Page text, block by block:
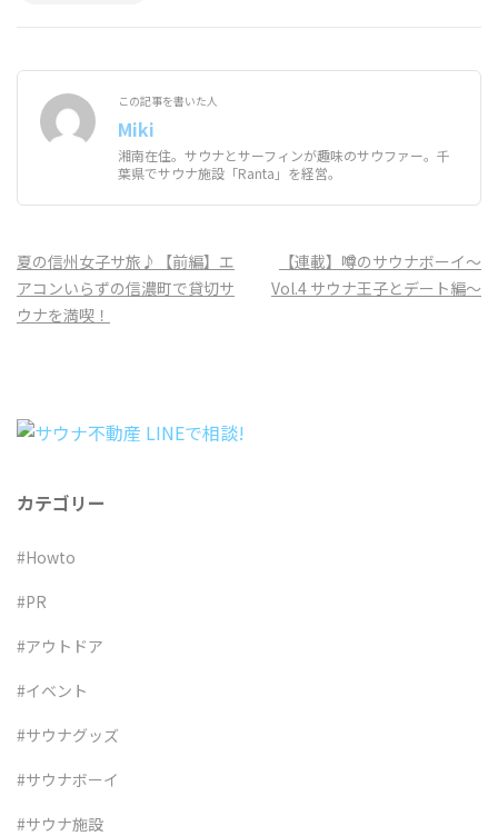
この記事を書いた人
Miki
湘南在住。サウナとサーフィンが趣味のサウファー。千
葉県でサウナ施設「Ranta」を経営。
投
稿
ナ
シ
ョ
夏の信州女子サ旅♪【前編】エ
アコンいらずの信濃町で貸切サ
ウナを満喫！
【連載】噂のサウナボーイ〜
Vol.4 サウナ王子とデート編〜
カテゴリー
#Howto
#PR
#アウトドア
#イベント
#サウナグッズ
#サウナボーイ
#サウナ施設